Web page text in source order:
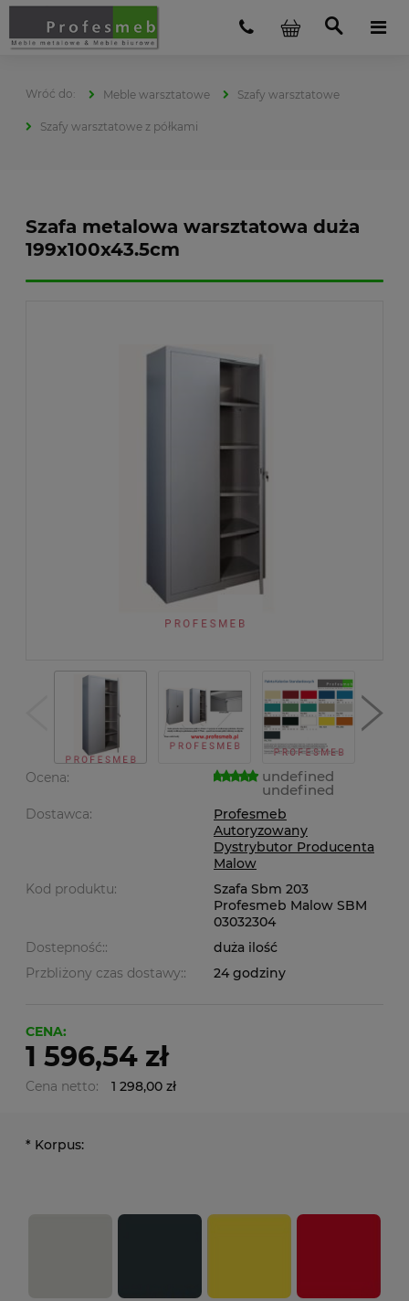
Meble warsztatowe Szafy warsztatowe
Szafy warsztatowe z półkami
Szafa metalowa warsztatowa duża
199x100x43.5cm
Ocena: undefined
undefined
Dostawca:
Profesmeb
Autoryzowany
Dystrybutor Producenta
Malow
Kod produktu:
Szafa Sbm 203
Profesmeb Malow SBM
03032304
Dostepność::
duża ilość
Przbliżony czas dostawy::
24 godziny
CENA:
1 596,54 zł
Cena netto: 1 298,00 zł
* Korpus: